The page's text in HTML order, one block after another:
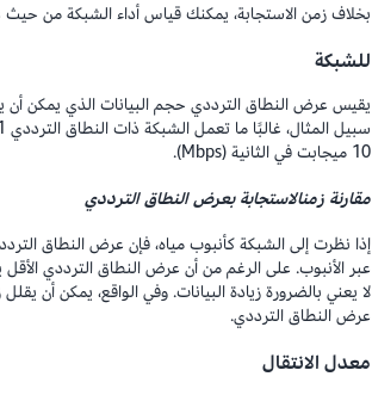
بخلاف زمن الاستجابة، يمكنك قياس أداء الشبكة من
للشبكة
يقيس عرض النطاق الترددي حجم البيانات الذي يمكن أن
10 ميجابت في الثانية (Mbps).
مقارنة زمنالاستجابةبعرض النطاق الترددي
إذا نظرت إلى الشبكة كأنبوب مياه، فإن عرض النطاق
عبر الأنبوب. على الرغم من أن عرض النطاق الترددي الأقل
لا يعني بالضرورة زيادة البيانات. وفي الواقع، يمكن أن
عرض النطاق الترددي.
معدل الانتقال